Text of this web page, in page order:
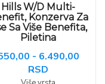
Hills W/D Multi-
Konzerva Za
Sa Više Benefita,
Piletina
- 6.490,00
RSD